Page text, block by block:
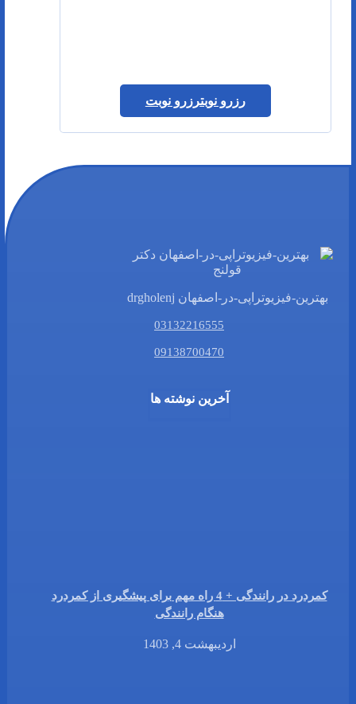
رزرو نوبترزرو نوبت
بهترین-فیزیوتراپی-در-اصفهان drgholenj
03132216555
09138700470
آخرین نوشته ها
کمردرد در رانندگی + 4 راه مهم برای پیشگیری از کمردرد
هنگام رانندگی
اردیبهشت 4, 1403